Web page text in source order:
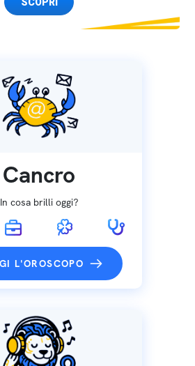
Cancro
In cosa brilli oggi?
L'OROSCOPO